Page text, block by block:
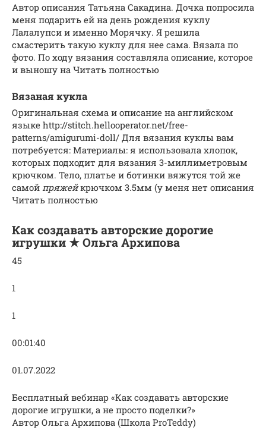
Автор описания Татьяна Сакадина. Дочка попросила
меня подарить ей на день рождения куклу
Лалалупси и именно Морячку. Я решила
смастерить такую куклу для нее сама. Вязала по
фото. По ходу вязания составляла описание, которое
и выношу на Читать полностью
Вязаная кукла
Оригинальная схема и описание на английском
языке http://stitch.hellooperator.net/free-
patterns/amigurumi-doll/ Для вязания куклы вам
потребуется: Материалы: я использовала хлопок,
которых подходит для вязания 3-миллиметровым
крючком. Тело, платье и ботинки вяжутся той же
самой пряжейкрючком 3.5мм (у меня нет описания
Читать полностью
Как создавать авторские дорогие
игрушки ★ Ольга Архипова
45
1
1
00:01:40
01.07.2022
Бесплатный вебинар «Как создавать авторские
дорогие игрушки, а не просто поделки?»
Автор Ольга Архипова (Школа ProTeddy)